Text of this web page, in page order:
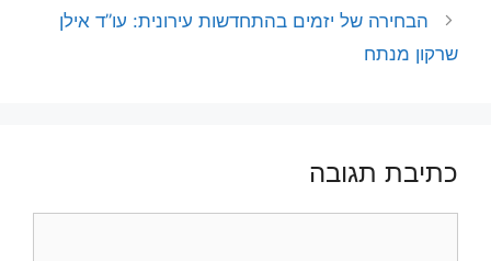
הבחירה של יזמים בהתחדשות עירונית: עו”ד אילן
שרקון מנתח
כתיבת תגובה